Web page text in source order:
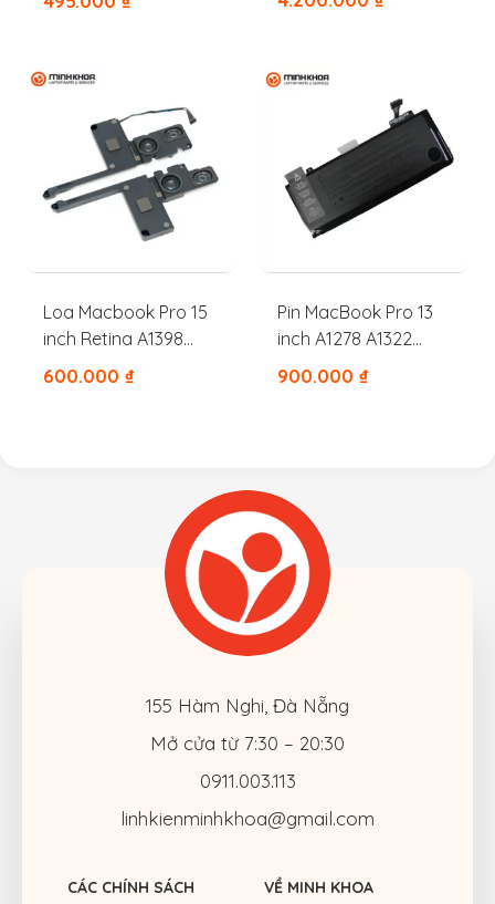
Loa Macbook Pro 15
inch Retina A1398
2012, 2013, 2014, 2015
600.000 ₫
Pin MacBook Pro 13
inch A1278 A1322
MB990 MB991 MC374
900.000 ₫
CÁC CHÍNH SÁCH
155 Hàm Nghi, Đà Nẵng
Mở cửa từ 7:30 – 20:30
0911.003.113
linhkienminhkhoa@gmail.com
VỀ MINH KHOA